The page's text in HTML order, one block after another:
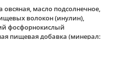
овсяная, масло подсолнечное,
волокон (инулин),
фосфорнокислый
пищевая добавка (минерал: